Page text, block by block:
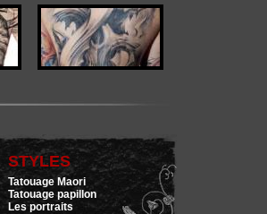
STYLES
Tatouage Maori
Tatouage papillon
Les portraits